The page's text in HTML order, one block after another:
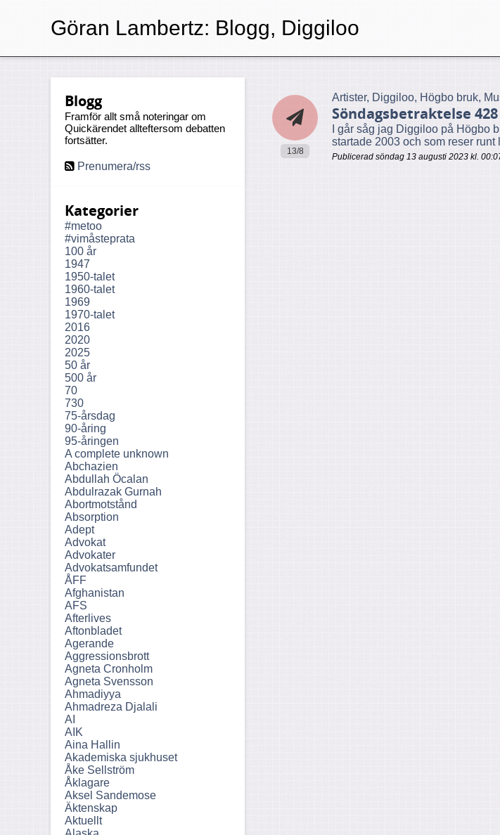
Blogg
Framför allt små noteringar om
Quickärendet allteftersom debatten
fortsätter.
Prenumera/rss
Kategorier
#metoo
#vimåsteprata
100 år
1947
1950-talet
1960-talet
1969
1970-talet
2016
2020
2025
50 år
500 år
70
730
75-årsdag
90-åring
95-åringen
A complete unknown
Abchazien
Abdullah Öcalan
Abdulrazak Gurnah
Abortmotstånd
Absorption
Adept
Advokat
Advokater
Advokatsamfundet
ÅFF
Afghanistan
AFS
Afterlives
Aftonbladet
Agerande
Aggressionsbrott
Agneta Cronholm
Agneta Svensson
Ahmadiyya
Ahmadreza Djalali
AI
AIK
Aina Hallin
Akademiska sjukhuset
Åke Sellström
Åklagare
Aksel Sandemose
Äktenskap
Aktuellt
13/8
Artister, Diggiloo, Högbo bruk,
Söndagsbetraktelse 428
I går såg jag Diggiloo på Högbo
startade 2003 och som reser
Publicerad söndag 13 augusti 2023 kl.
Göran Lambertz: Blogg, Diggiloo